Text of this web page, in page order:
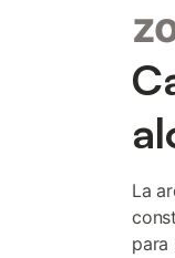
La
para